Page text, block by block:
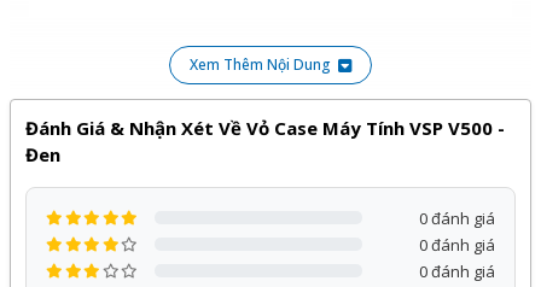
Kích thước vỏ case
L290xW185xH385mm
KT bao bì:
L435xW225xH342mm
Sản phẩm
hãng, giá tốt và bảo hành
, đi kèm với nhiều
chương trình ưu đãi hấp dẫn khác.
Xem Thêm Nội Dung
Đánh Giá & Nhận Xét Về Vỏ Case Máy Tính VSP V500 -
Đen
0 đánh giá
0 đánh giá
0 đánh giá